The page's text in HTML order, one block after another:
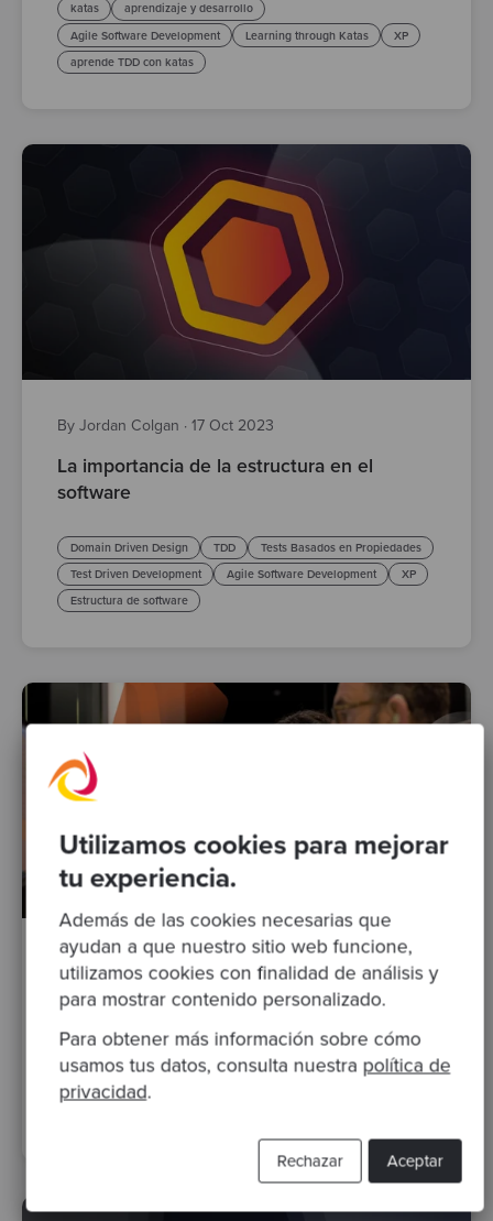
Utilizamos cookies para mejorar
tu experiencia.
Además de las cookies necesarias que
ayudan a que nuestro sitio web funcione,
utilizamos cookies con finalidad de análisis y
para mostrar contenido personalizado.
Para obtener más información sobre cómo
usamos tus datos, consulta nuestra política de
privacidad.
Aceptar
Rechazar
katas
aprendizaje y desarrollo
Agile Software Development
Learning through Katas
XP
aprende TDD con katas
By Jordan Colgan · 17 Oct 2023
La importancia de la estructura en el
software
Domain Driven Design TDD
Tests Basados en Propiedades
Test Driven Development
Agile Software Development
XP
Estructura de software
By Valeria Di Francesco 03 Oct 2023
Global Day of Coderetreat 2023
TDD pair-programming Posts
Test Driven Development
Agile Software Development